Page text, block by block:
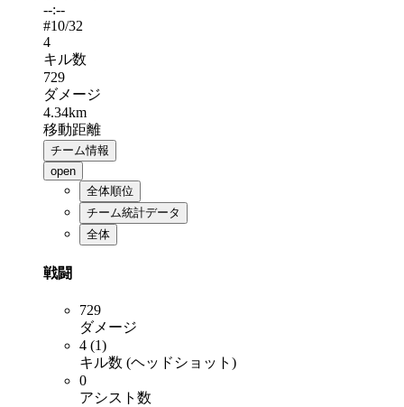
--:--
#10/32
4
キル数
729
ダメージ
4.34km
移動距離
チーム情報
open
全体順位
チーム統計データ
全体
戦闘
729
ダメージ
4 (1)
キル数 (ヘッドショット)
0
アシスト数